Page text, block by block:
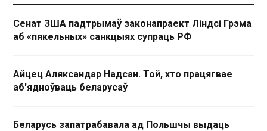
Сенат ЗША падтрымаў законапраект Ліндсі Грэма
аб «пякельных» санкцыях супраць РФ
Айцец Аляксандар Надсан. Той, хто працягвае
аб'ядноўваць беларусаў
Беларусь запатрабавала ад Польшчы выдаць